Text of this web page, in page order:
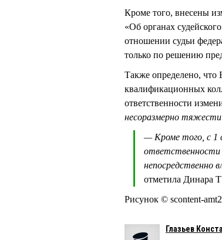
Кроме того, внесены
«Об органах
отношении судьи
только по решению
Также определено, что
квалификационных
ответственности
несоразмерно тяжести
— Кроме того, с 1
ответственности
непосредственно
отметила Динара
Рисунок ©
Глазьев